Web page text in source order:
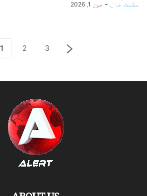
عظمت خان - جون 1, 2026
1 2 3